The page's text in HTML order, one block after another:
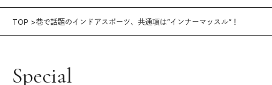
TOP 巷で話題のインドアスポーツ、共通項は”インナーマッスル”！
Special